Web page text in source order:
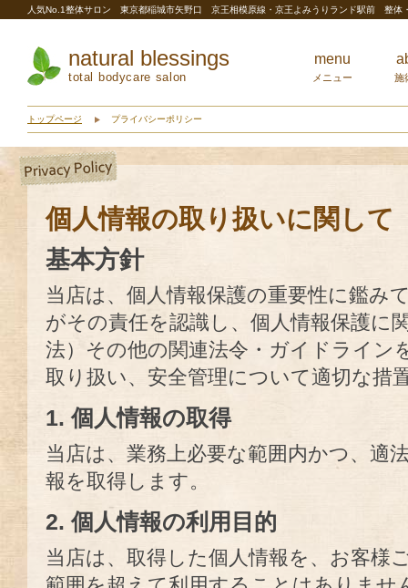
人気No.1整体サロン 東京都稲城市矢野口 京王相模原線・京王よみうりランド駅前 整
natural blessings
total bodycare salon
menu
メニュー 施
トップページ プライバシーポリシー
個人情報の取り扱いに関して
基本方針
当店は、個人情報保護の重要性に鑑み
がその責任を認識し、個人情報保護に
法）その他の関連法令・ガイドライン
取り扱い、安全管理について適切な措
1. 個人情報の取得
当店は、業務上必要な範囲内かつ、適
報を取得します。
2. 個人情報の利用目的
当店は、取得した個人情報を、お客様